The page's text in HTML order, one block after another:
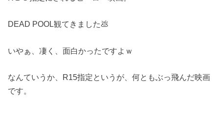
DEAD POOL観てきました💩
いやぁ、凄く、面白かったですよｗ
なんていうか、R15指定というが、何ともぶっ飛んだ映画
です。